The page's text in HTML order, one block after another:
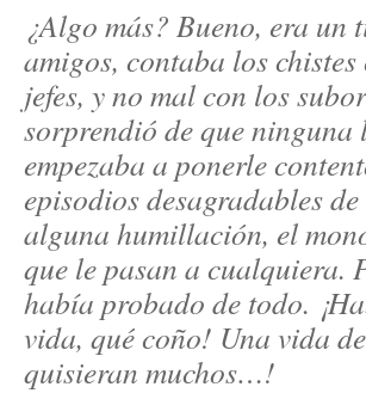
¿Algo más? Bueno, era
amigos, contaba los
jefes, y no mal con los
sorprendió de que ninguna
empezaba a ponerle
episodios desagradables
alguna humillación, el
que le pasan a cualquiera.
había probado de todo.
vida, qué coño! Una vida
quisieran muchos…!